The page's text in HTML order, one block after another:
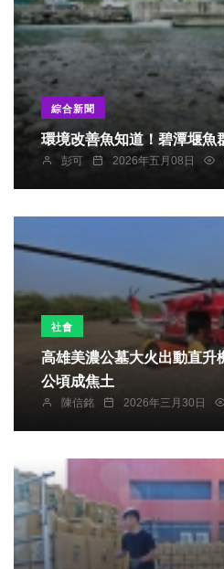
綜合新聞
環境改善魚知道！碧潭堰魚
彭可 2026年五月08日
社會
高雄美濃公墓大火出動直升
公頃成焦土
陳信銘 2026年三月30日